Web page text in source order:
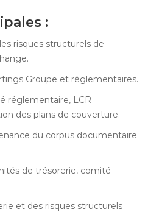
:
risques structurels de
Groupe et réglementaires.
réglementaire, LCR
des plans de couverture.
du corpus documentaire
de trésorerie, comité
et des risques structurels